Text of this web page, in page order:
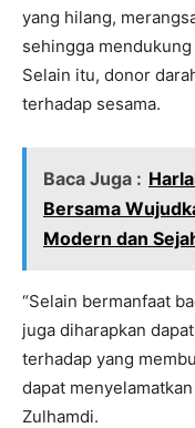
yang hilang,
sehingga
Selain itu, donor
terhadap sesama.
Baca Juga :
Bersama
Modern dan
“Selain bermanfaat
juga diharapkan
terhadap yang
dapat
Zulhamdi.